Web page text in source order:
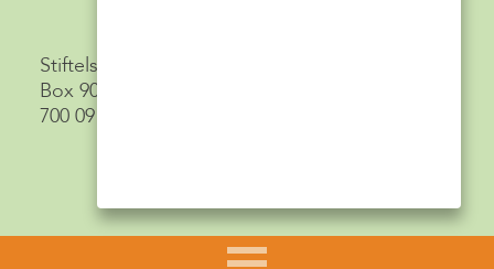
Stiftelsen Aktiv Skola
Box 9015
700 09 Örebro